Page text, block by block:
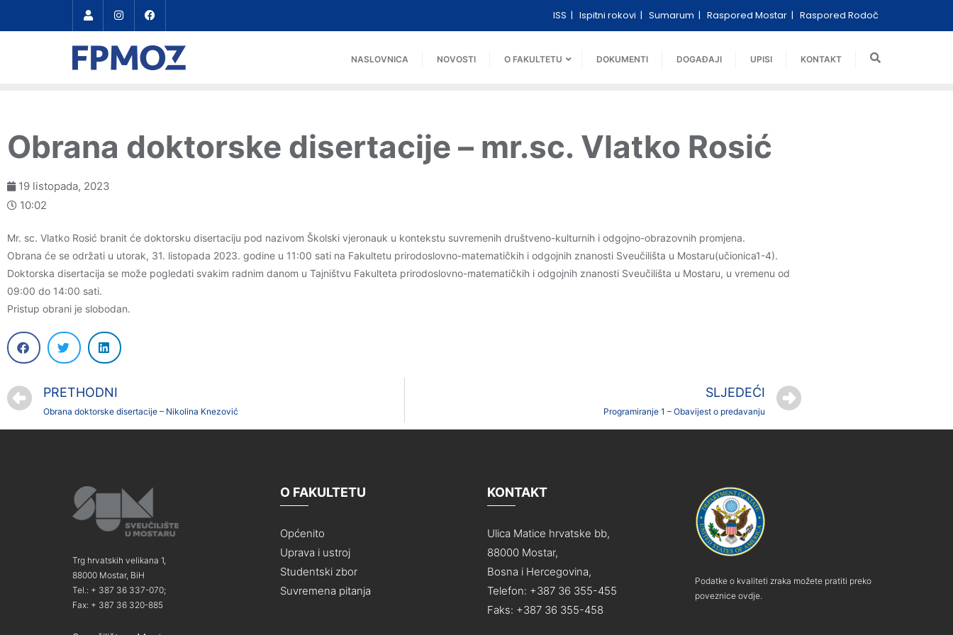
ISS Ispitni rokovi Sumarum Raspored Mostar Raspored Rodoč
NASLOVNICA NOVOSTI O FAKULTETU DOKUMENTI DOGAĐAJI UPISI KONTAKT
Obrana doktorske disertacije – mr.sc. Vlatko Rosić
19 listopada, 2023
10:02
Mr. sc. Vlatko Rosić branit će doktorsku disertaciju pod nazivom Školski vjeronauk u kontekstu suvremenih društveno-kulturnih i odgojno-obrazovnih promjena.
Obrana će se održati u utorak, 31. listopada 2023. godine u 11:00 sati na Fakultetu prirodoslovno-matematičkih i odgojnih znanosti Sveučilišta u Mostaru(učionica1-4).
Doktorska disertacija se može pogledati svakim radnim danom u Tajništvu Fakulteta prirodoslovno-matematičkih i odgojnih znanosti Sveučilišta u Mostaru, u vremenu od
09:00 do 14:00 sati.
Pristup obrani je slobodan.
PRETHODNI
Obrana doktorske disertacije – Nikolina Knezović
SLJEDEĆI
Programiranje 1 – Obavijest o predavanju
Trg hrvatskih velikana 1,
88000 Mostar, BiH
Tel.: + 387 36 337-070;
Fax: + 387 36 320-885
O FAKULTETU
Općenito
Uprava i ustroj
Studentski zbor
Suvremena pitanja
KONTAKT
Ulica Matice hrvatske bb,
88000 Mostar,
Bosna i Hercegovina,
Telefon: +387 36 355-455
Faks: +387 36 355-458
Podatke o kvaliteti zraka možete pratiti preko
poveznice ovdje.